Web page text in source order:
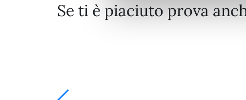
Se ti è piaciuto prova